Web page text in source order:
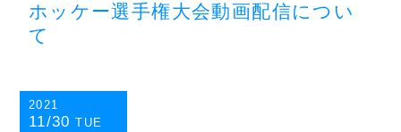
ホッケー選手権大会動画配信につい
て
2021
11/30 TUE